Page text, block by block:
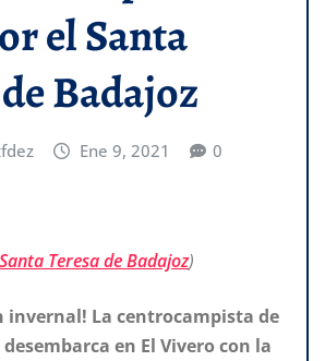
el Santa
Badajoz
Ene 9, 2021 0
Teresa de Badajoz)
invernal! La centrocampista de
en El Vivero con la